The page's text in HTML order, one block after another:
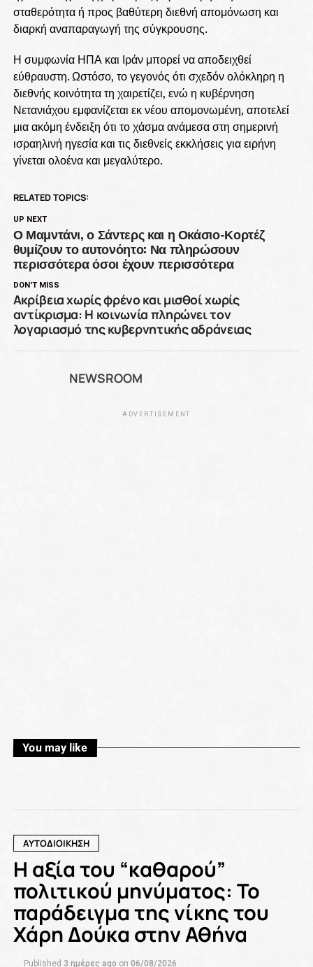
σταθερότητα ή προς βαθύτερη διεθνή απομόνωση και
διαρκή αναπαραγωγή της σύγκρουσης.
Η συμφωνία ΗΠΑ και Ιράν μπορεί να αποδειχθεί
εύθραυστη. Ωστόσο, το γεγονός ότι σχεδόν ολόκληρη η
διεθνής κοινότητα τη χαιρετίζει, ενώ η κυβέρνηση
Νετανιάχου εμφανίζεται εκ νέου απομονωμένη, αποτελεί
μια ακόμη ένδειξη ότι το χάσμα ανάμεσα στη σημερινή
ισραηλινή ηγεσία και τις διεθνείς εκκλήσεις για ειρήνη
γίνεται ολοένα και μεγαλύτερο.
RELATED TOPICS:
UP NEXT
Ο Μαμντάνι, ο Σάντερς και η Οκάσιο-Κορτέζ
θυμίζουν το αυτονόητο: Να πληρώσουν
περισσότερα όσοι έχουν περισσότερα
DON'T MISS
Ακρίβεια χωρίς φρένο και μισθοί χωρίς
αντίκρισμα: Η κοινωνία πληρώνει τον
λογαριασμό της κυβερνητικής αδράνειας
NEWSROOM
ADVERTISEMENT
You may like
ΑΥΤΟΔΙΟΙΚΗΣΗ
Η αξία του “καθαρού”
πολιτικού μηνύματος: Το
παράδειγμα της νίκης του
Χάρη Δούκα στην Αθήνα
Published 3 ημέρες ago on 06/08/2026